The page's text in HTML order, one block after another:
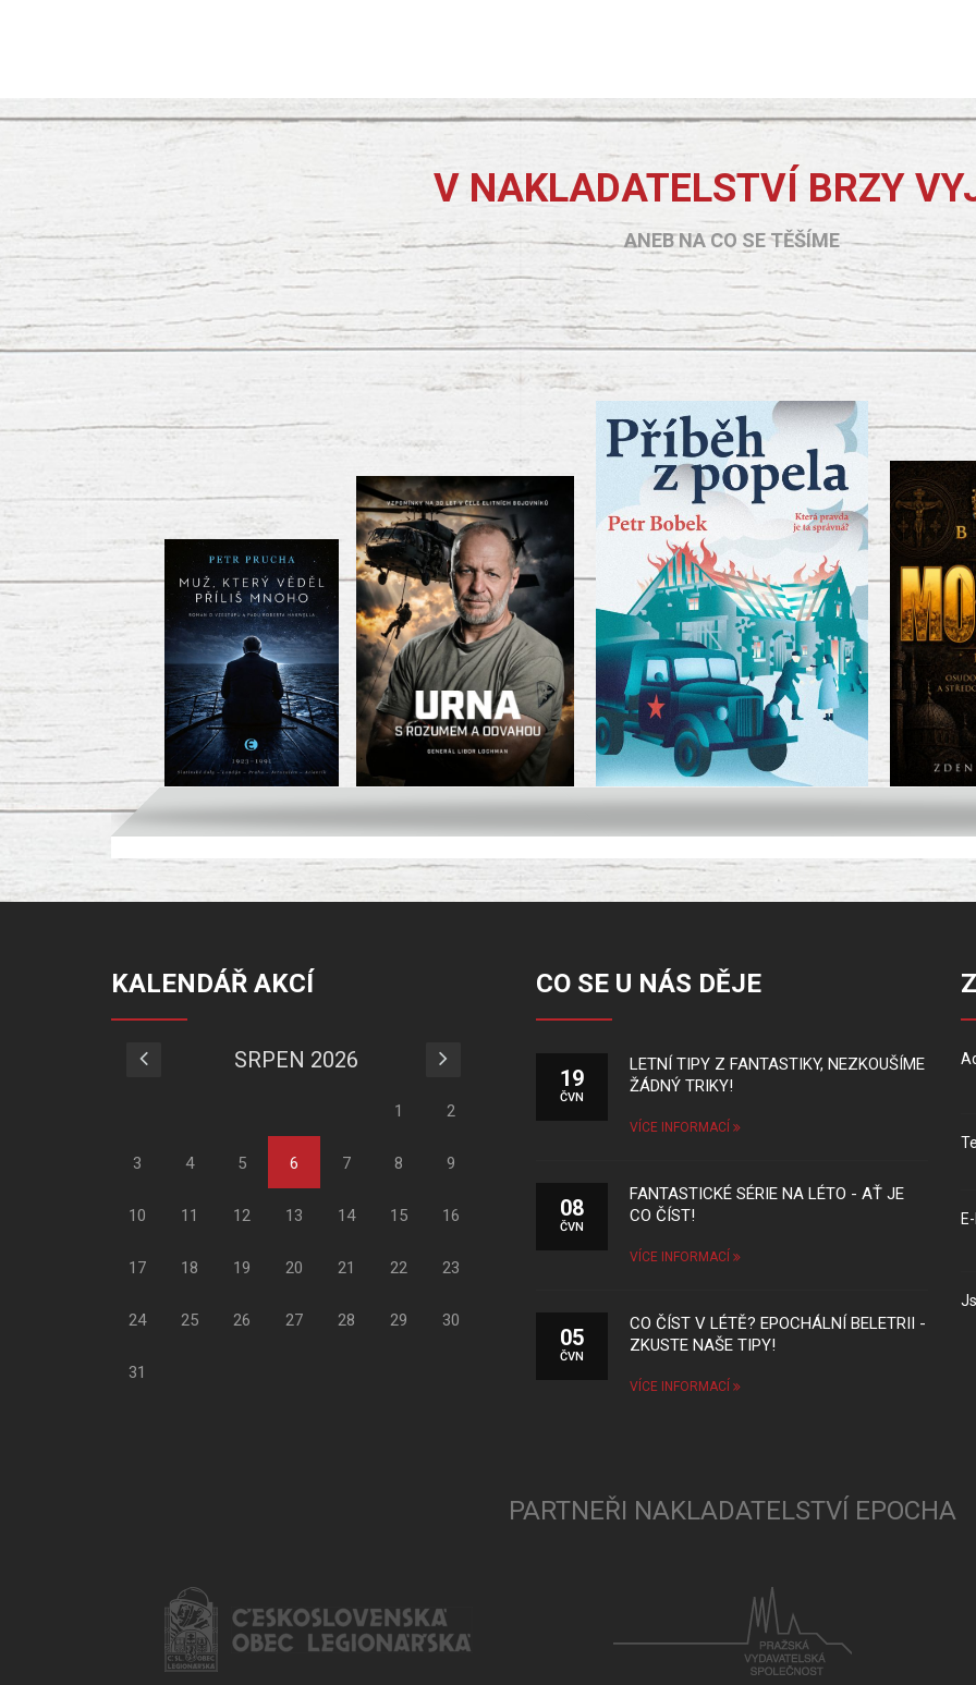
V NAKLADATELSTVÍ BRZY
ANEB NA CO SE TĚŠÍME
KALENDÁŘ AKCÍ
SRPEN 2026
1 2
3 4 5 6 7 8 9
10 11 12 13 14 15 16
17 18 19 20 21 22 23
24 25 26 27 28 29 30
31
CO SE U NÁS DĚJE
19
ČVN
LETNÍ TIPY Z FANTASTIKY, NEZKOUŠÍME
ŽÁDNÝ TRIKY!
VÍCE INFORMACÍ
08
ČVN
FANTASTICKÉ SÉRIE NA LÉTO - AŤ JE
CO ČÍST!
VÍCE INFORMACÍ
05
ČVN
CO ČÍST V LÉTĚ? EPOCHÁLNÍ BELETRII -
ZKUSTE NAŠE TIPY!
VÍCE INFORMACÍ
PARTNEŘI NAKLADATELSTVÍ EPOCHA